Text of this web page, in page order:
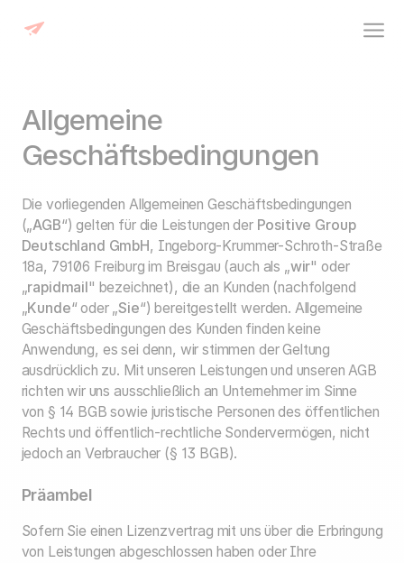
Allgemeine
Geschäftsbedingungen
Die vorliegenden Allgemeinen Geschäftsbedingungen
(„AGB“) gelten für die Leistungen der Positive Group
Deutschland GmbH, Ingeborg-Krummer-Schroth-Straße
18a, 79106 Freiburg im Breisgau (auch als „wir" oder
„rapidmail " bezeichnet), die an Kunden (nachfolgend
„Kunde“ oder „Sie“) bereitgestellt werden. Allgemeine
Geschäftsbedingungen des Kunden finden keine
Anwendung, es sei denn, wir stimmen der Geltung
ausdrücklich zu. Mit unseren Leistungen und unseren AGB
richten wir uns ausschließlich an Unternehmer im Sinne
von § 14 BGB sowie juristische Personen des öffentlichen
Rechts und öffentlich-rechtliche Sondervermögen, nicht
jedoch an Verbraucher (§ 13 BGB).
Präambel
Sofern Sie einen Lizenzvertrag mit uns über die Erbringung
von Leistungen abgeschlossen haben oder Ihre